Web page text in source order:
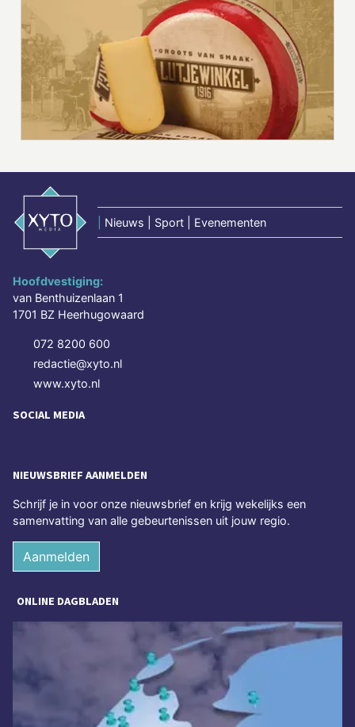
Nieuws | Sport | Evenementen
Hoofdvestiging:
van Benthuizenlaan 1
1701 BZ Heerhugowaard
072 8200 600
redactie@xyto.nl
www.xyto.nl
SOCIAL MEDIA
NIEUWSBRIEF AANMELDEN
Schrijf je in voor onze nieuwsbrief en krijg wekelijks een
samenvatting van alle gebeurtenissen uit jouw regio.
Aanmelden
ONLINE DAGBLADEN